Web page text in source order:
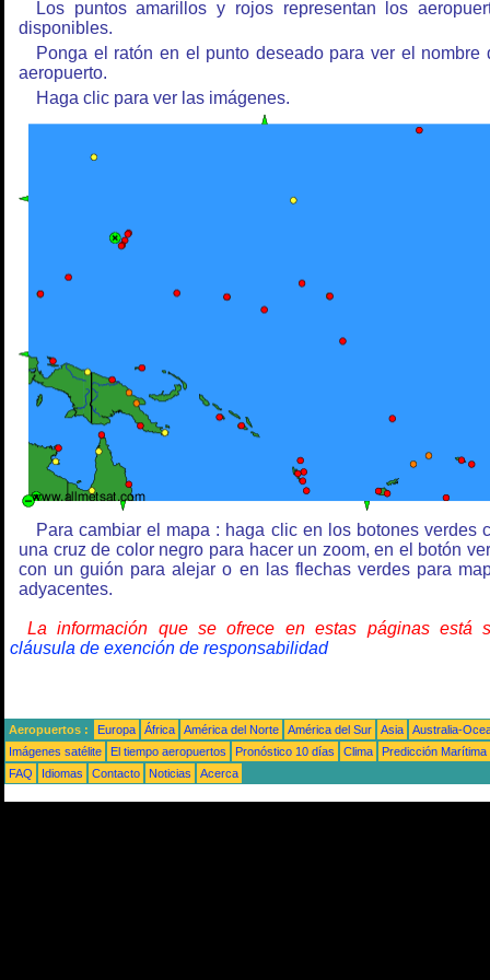
Los puntos amarillos y rojos representan los
disponibles.
Ponga el ratón en el punto deseado para ver el nombre
aeropuerto.
Haga clic para ver las imágenes.
Para cambiar el mapa : haga clic en los botones verdes
una cruz de color negro para hacer un zoom, en el botón
con un guión para alejar o en las flechas verdes para
adyacentes.
La información que se ofrece en estas páginas está
cláusula de exención de responsabilidad
Aeropuertos : Europa África América del Norte América del Sur Asia
Australia-
Imágenes satélite
El tiempo aeropuertos Pronóstico 10 días Clima
Predicción Marítima
FAQ
Idiomas Contacto Noticias Acerca